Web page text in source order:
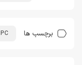
برچسب ها PC